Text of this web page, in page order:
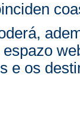
e os